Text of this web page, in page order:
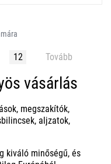
12 Tovább
vásárlás
megszakítók,
aljzatok,
kiváló minőségű, és